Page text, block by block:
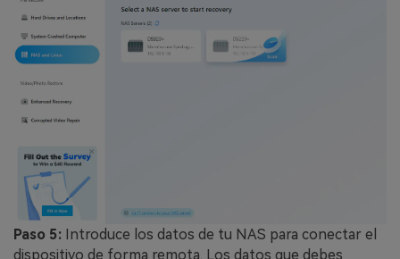
Paso 5: Introduce los datos de tu NAS para conectar el
dispositivo de forma remota. Los datos que debes